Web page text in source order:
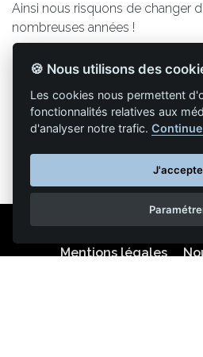
Ainsi nous risquons de changer
nombreuses années !
Retour à la liste
Mentions légales
🍪 Nous utilisons des
Les cookies nous permettent
fonctionnalités relatives aux
d'analyser notre trafic.
J'accepte